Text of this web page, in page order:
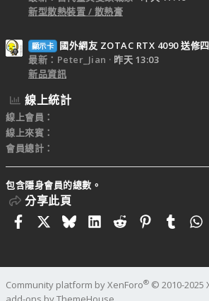
新型散熱裝置 / 散熱膏
顯示卡
國外網友 ZOTAC RTX 4090 送修
最新：Peter_Jian
昨天 13:03
新品資訊
線上統計
線上會員
線上來賓
會員總計
包含隱身會員的總數。
分享此頁
FacebookBlueskyLinkedIn
RedditPinterest
Community platform by XenForo® © 2010-2025